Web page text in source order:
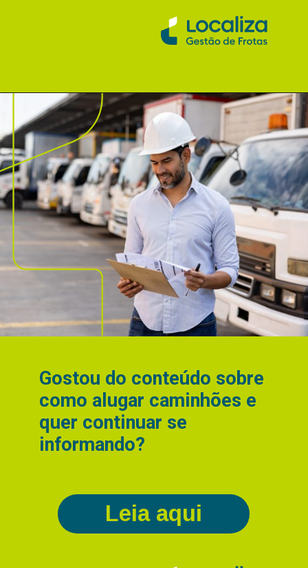
Leia aqui
Gostou do conteúdo sobre
como alugar caminhões e
quer continuar se
informando?